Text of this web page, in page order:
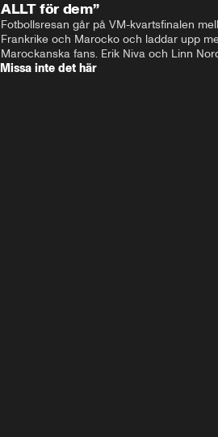
ALLT för dem”
Fotbollsresan går på VM-kvartsfinalen
Frankrike och Marocko och laddar upp
Marockanska fans. Erik Niva och Linn
av stimmig frukost, tutande kycklingar och
Missa inte det här